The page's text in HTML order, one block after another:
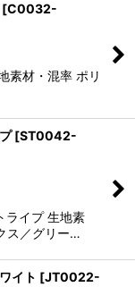
[C0032-
素材・混率 ポリ
[ST0042-
ライプ 生地素
ス／グリー…
イト [JT0022-